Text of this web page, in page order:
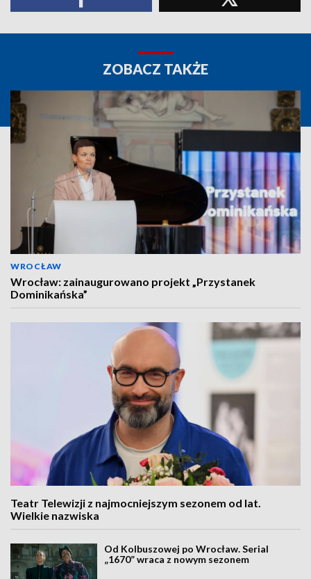
ZOBACZ TAKŻE
WROCŁAW
Wrocław: zainaugurowano projekt „Przystanek
Dominikańska”
Teatr Telewizji z najmocniejszym sezonem od lat.
Wielkie nazwiska
Od Kolbuszowej po Wrocław. Serial
„1670” wraca z nowym sezonem